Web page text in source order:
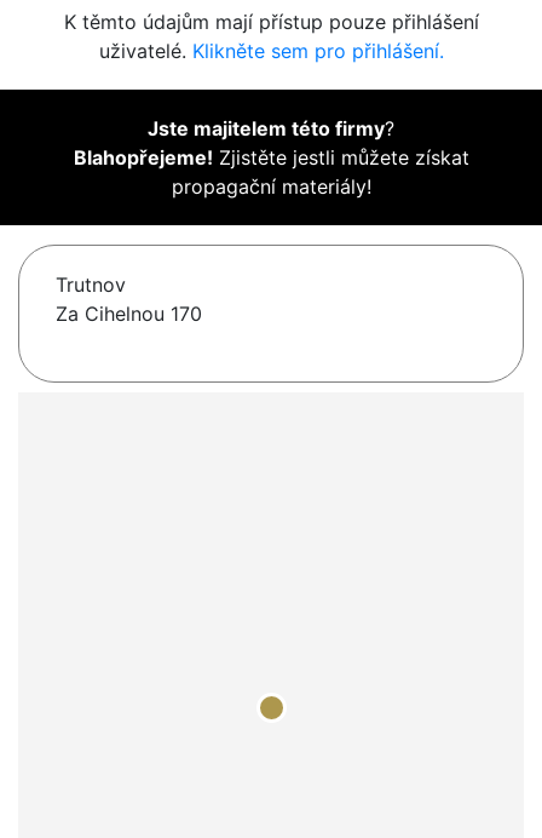
K těmto údajům mají přístup pouze přihlášení
uživatelé. Klikněte sem pro přihlášení.
Jste majitelem této firmy?
Blahopřejeme! Zjistěte jestli můžete získat
propagační materiály!
Trutnov
Za Cihelnou 170